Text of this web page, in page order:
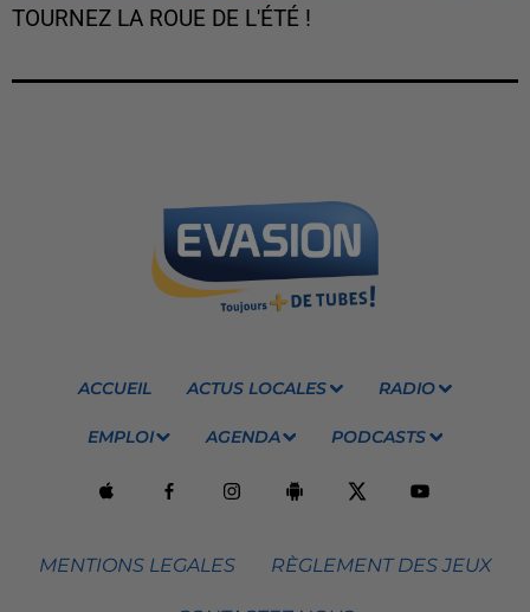
TOURNEZ LA ROUE DE L'ÉTÉ !
ACCUEIL ACTUS LOCALES RADIO
EMPLOI AGENDA PODCASTS
MENTIONS LEGALES RÈGLEMENT DES JEUX